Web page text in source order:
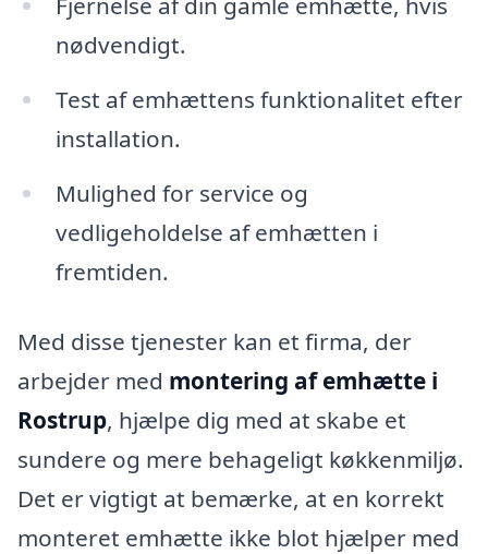
nødvendigt.
Test af emhættens funktionalitet efter
installation.
Mulighed for service og
vedligeholdelse af emhætten i
fremtiden.
Med disse tjenester kan et firma, der
arbejder med montering af emhætte i
Rostrup, hjælpe dig med at skabe et
sundere og mere behageligt køkkenmiljø.
Det er vigtigt at bemærke, at en korrekt
monteret emhætte ikke blot hjælper med